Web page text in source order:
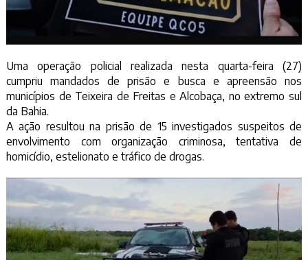
Uma operação policial realizada nesta quarta-feira (27)
cumpriu mandados de prisão e busca e apreensão nos
municípios de Teixeira de Freitas e Alcobaça, no extremo sul
da Bahia.
A ação resultou na prisão de 15 investigados suspeitos de
envolvimento com organização criminosa, tentativa de
homicídio, estelionato e tráfico de drogas.